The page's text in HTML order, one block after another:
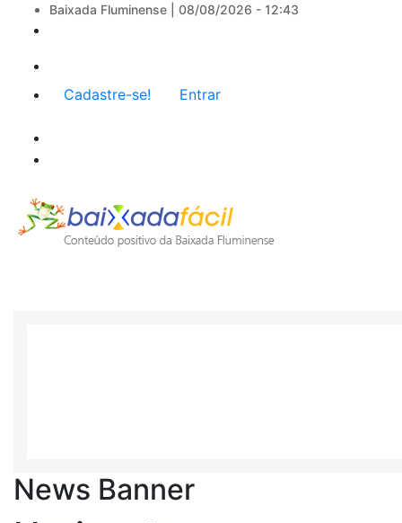
Baixada Fluminense | 08/08/2026 - 12:43
Menu
de
usuário
Cadastre-se! Entrar
News Banner